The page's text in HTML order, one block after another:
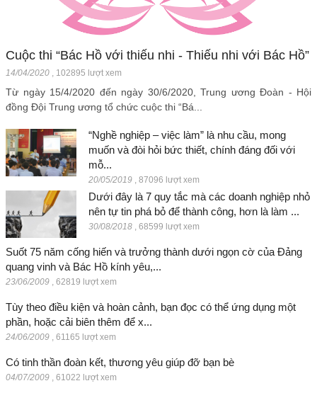
Cuộc thi “Bác Hồ với thiếu nhi - Thiếu nhi với Bác Hồ”
14/04/2020 102895 lượt xem
Từ ngày 15/4/2020 đến ngày 30/6/2020, Trung ương Đoàn - Hội
đồng Đội Trung ương tổ chức cuộc thi “Bá...
“Nghề nghiệp – việc làm” là nhu cầu, mong
muốn và đòi hỏi bức thiết, chính đáng đối với
mỗ...
20/05/2019 87096 lượt xem
Dưới đây là 7 quy tắc mà các doanh nghiệp nhỏ
nên tự tin phá bỏ để thành công, hơn là làm ...
30/08/2018 68599 lượt xem
Suốt 75 năm cống hiến và trưởng thành dưới ngọn cờ của Đảng
quang vinh và Bác Hồ kính yêu,...
23/06/2009 62819 lượt xem
Tùy theo điều kiện và hoàn cảnh, bạn đọc có thể ứng dụng một
phần, hoặc cải biên thêm để x...
24/06/2009 61165 lượt xem
Có tinh thần đoàn kết, thương yêu giúp đỡ bạn bè
04/07/2009 61022 lượt xem